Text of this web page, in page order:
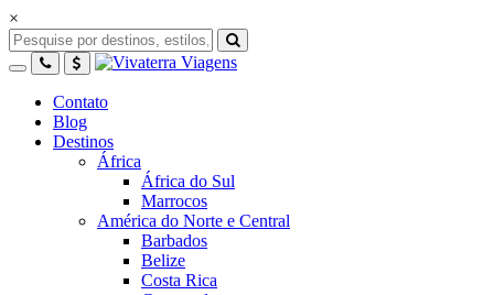
×
Contato
Blog
Destinos
África
África do Sul
Marrocos
América do Norte e Central
Barbados
Belize
Costa Rica